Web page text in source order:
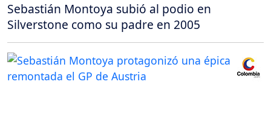
Sebastián Montoya subió al podio en
Silverstone como su padre en 2005